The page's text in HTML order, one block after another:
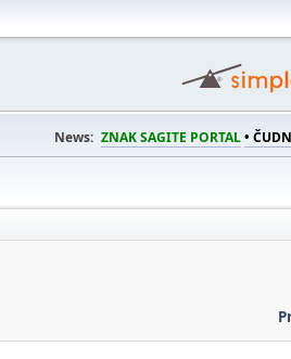
News: ZNAK SAGITE PORTAL•